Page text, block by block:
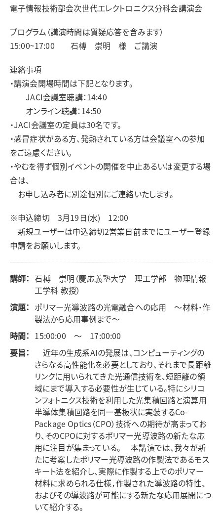
電子情報技術部会次世代エレクトロニクス分科会講演会
プログラム（講演時間は質疑応答を含みます）
15:00~17:00 石榑 崇明 様 ご講演
連絡事項
・講演会開場時間は下記となります。
JACI会議室聴講：14:40
オンライン聴講：14:50
・JACI会議室の定員は30名です。
・感冒症状がある方、発熱されている方は会議室への参加
をご遠慮ください。
・やむを得ず個別イベントの開催を中止あるいは変更する場
合は、
お申し込み者に別途個別にご連絡いたします。
※申込締切 3月19日(水) 12:00
新規ユーザーは申込締切2営業日前までにユーザー登録
申請をお願いします。
講師： 石榑 崇明（慶応義塾大学 理工学部 物理情報
工学科 教授）
演題： ポリマー光導波路の光電融合への応用 ～材料・作
製法から応用事例まで～
時間： 15:00:00 ～ 17:00:00
要旨：
近年の生成系AIの発展は、コンピューティングの
さらなる高性能化を必要としており、それまで長距離
リンクに用いられてきた光通信技術を、短距離の領
域にまで導入する必要性が生じている。特にシリコ
ンフォトニクス技術を利用した光集積回路と演算用
半導体集積回路を同一基板状に実装するCo-
Package Optics（CPO）技術への期待が高まってお
り、そのCPOに対するポリマー光導波路の新たな応
用に注目が集まっている。 本講演では、我々が新
たに考案したポリマー光導波路の作製法であるモス
キート法を紹介し、実際に作製する上でのポリマー
材料に求められる仕様，作製された導波路の特性、
およびその導波路が可能にする新たな応用展開につ
いて紹介する。